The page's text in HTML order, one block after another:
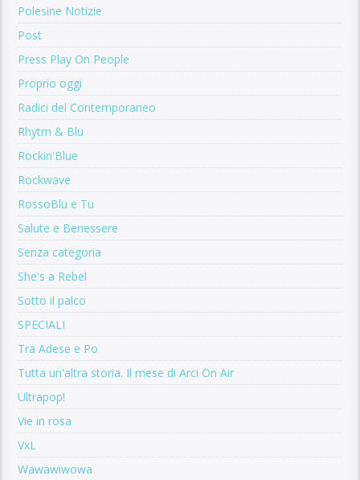
Polesine Notizie
Post
Press Play On People
Proprio oggi
Radici del Contemporaneo
Rhytm & Blu
Rockin'Blue
Rockwave
RossoBlu e Tu
Salute e Benessere
Senza categoria
She's a Rebel
Sotto il palco
SPECIALI
Tra Adese e Po
Tutta un'altra storia. Il mese di Arci On Air
Ultrapop!
Vie in rosa
VxL
Wawawiwowa